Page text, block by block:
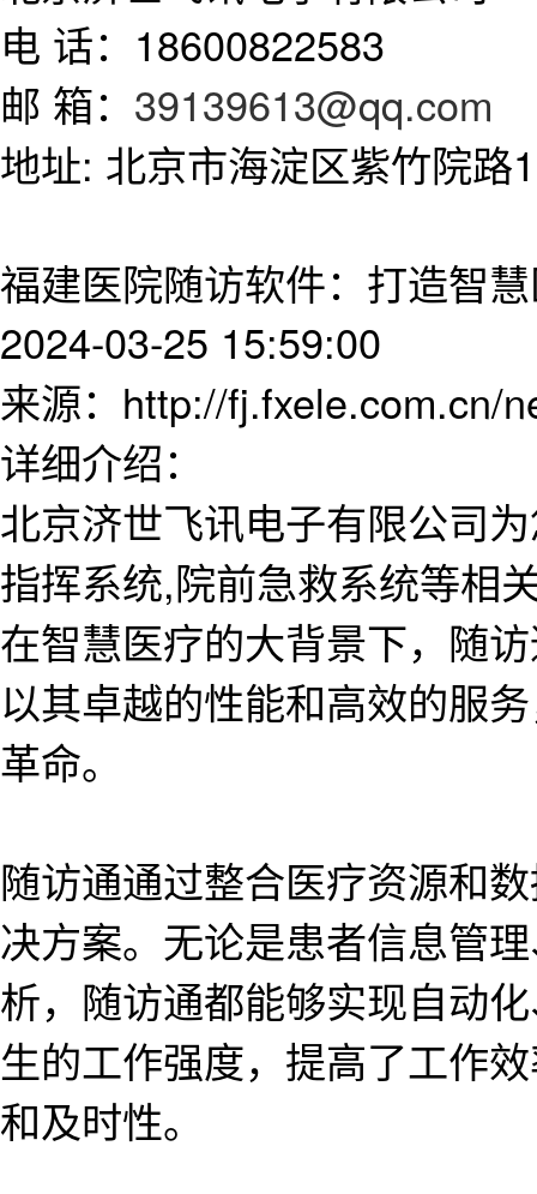
电 话：18600822583
邮 箱： 39139613@qq.com
地址: 北京市海淀区紫竹院路
福建医院随访软件：打造智
2024-03-25 15:59:00
来源：http://fj.fxele.com.cn/
详细介绍：
北京济世飞讯电子有限公司
指挥系统,院前急救系统等相
在智慧医疗的大背景下，随
以其卓越的性能和高效的服
革命。
随访通通过整合医疗资源和
决方案。无论是患者信息管
析，随访通都能够实现自动
生的工作强度，提高了工作
和及时性。